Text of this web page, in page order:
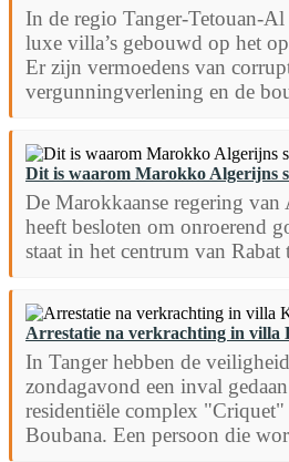
In de regio Tanger-Tetouan-
luxe villa’s gebouwd op het
Er zijn vermoedens van
vergunningverlening en de
Dit is waarom Marokko Algerijns
De Marokkaanse regering
heeft besloten om onroerend
staat in het centrum van Rabat
Arrestatie na verkrachting in villa
In Tanger hebben de
zondagavond een inval
residentiële complex
Boubana. Een persoon die